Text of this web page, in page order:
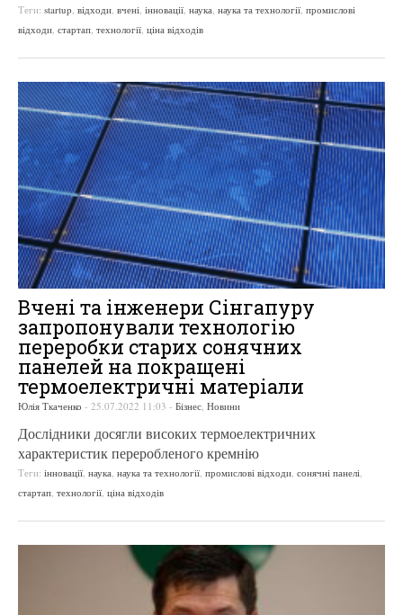
Теги: startup відходи вчені інновації наука наука та технології промислові
відходи стартап технології ціна відходів
Вчені та інженери Сінгапуру
запропонували технологію
переробки старих сонячних
панелей на покращені
термоелектричні матеріали
Юлія Ткаченко - 25.07.2022 11:03 - Бізнес, Новини
Дослідники досягли високих термоелектричних
характеристик переробленого кремнію
Теги: інновації, наука, наука та технології, промислові відходи, сонячні панелі,
стартап, технології, ціна відходів